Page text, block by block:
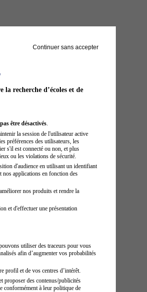
Continuer sans accepter
recherche d’écoles et de
être désactivés.
la session de l'utilisateur active
préférences des utilisateurs, les
s'il est connecté ou non, et plus
ou les violations de sécurité.
d'audience en utilisant un identifiant
nos applications en fonction des
nos produits et rendre la
et d'effectuer une présentation
utiliser des traceurs pour vous
afin d’augmenter vos probabilités
profil et de vos centres d’intérêt.
proposer des contenus/publicités
conformément à leur politique de